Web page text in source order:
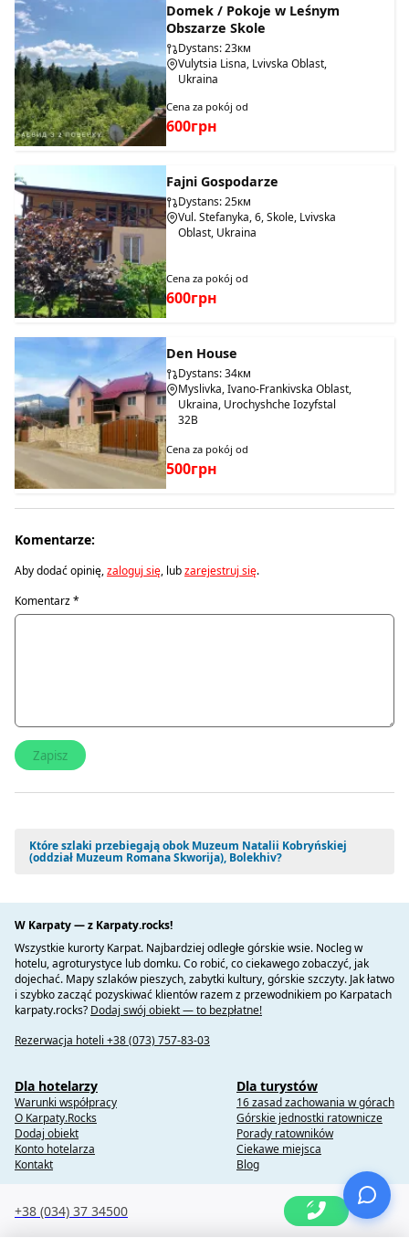
Domek / Pokoje w Leśnym
Obszarze Skole
Dystans: 23км
Vulytsia Lisna, Lvivska Oblast,
Ukraina
Cena za pokój od
600грн
Fajni Gospodarze
Dystans: 25км
Vul. Stefanyka, 6, Skole, Lvivska
Oblast, Ukraina
Cena za pokój od
600грн
Den House
Dystans: 34км
Myslivka, Ivano-Frankivska Oblast,
Ukraina, Urochyshche Iozyfstal
32B
Cena za pokój od
500грн
Komentarze:
Aby dodać opinię,zaloguj się, lubzarejestruj się.
Komentarz*
Które szlaki przebiegają obok Muzeum Natalii Kobryńskiej
(oddział Muzeum Romana Skworija), Bolekhiv?
+38 (034) 37 34500
W Karpaty — z Karpaty.rocks!
Wszystkie kurorty Karpat. Najbardziej odległe górskie wsie. Nocleg w
hotelu, agroturystyce lub domku. Co robić, co ciekawego zobaczyć, jak
dojechać. Mapy szlaków pieszych, zabytki kultury, górskie szczyty. Jak łatwo
i szybko zacząć pozyskiwać klientów razem z przewodnikiem po Karpatach
karpaty.rocks? Dodaj swój obiekt — to bezpłatne!
Rezerwacja hoteli +38 (073) 757-83-03
Dla hotelarzy
Warunki współpracy
O Karpaty.Rocks
Dodaj obiekt
Konto hotelarza
Kontakt
Dla turystów
16 zasad zachowania w górach
Górskie jednostki ratownicze
Porady ratowników
Ciekawe miejsca
Blog
Copyright @ 2010-2014 Karpaty.Rocks